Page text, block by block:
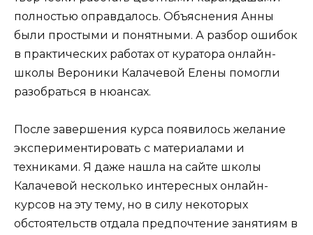
полностью оправдалось. Объяснения Анны
были простыми и понятными. А разбор ошибок
в практических работах от куратора онлайн-
школы Вероники Калачевой Елены помогли
разобраться в нюансах.
После завершения курса появилось желание
экспериментировать с материалами и
техниками. Я даже нашла на сайте школы
Калачевой несколько интересных онлайн-
курсов на эту тему, но в силу некоторых
обстоятельств отдала предпочтение занятиям в